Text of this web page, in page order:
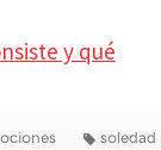
y qué
soledad